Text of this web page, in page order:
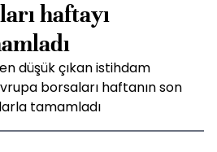
haftayı
düşük çıkan istihdam
borsaları haftanın son
tamamladı